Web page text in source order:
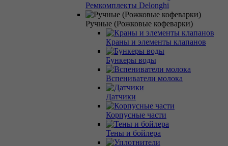
Ремкомплекты Delonghi
Ручные (Рожковые кофеварки)
Краны и элементы клапанов
Бункеры воды
Вспениватели молока
Датчики
Корпусные части
Тены и бойлера